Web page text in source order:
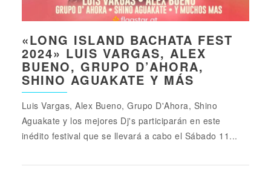
«LONG ISLAND BACHATA FEST
2024» LUIS VARGAS, ALEX
BUENO, GRUPO D’AHORA,
SHINO AGUAKATE Y MÁS
Luis Vargas, Alex Bueno, Grupo D'Ahora, Shino
Aguakate y los mejores Dj's participarán en este
inédito festival que se llevará a cabo el Sábado 11...